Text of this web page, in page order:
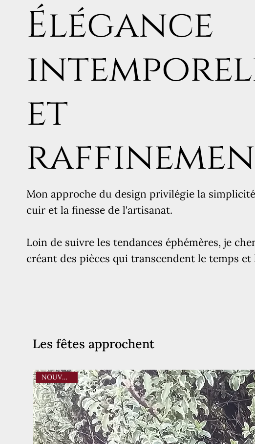
Les fêtes approchent
NOUVEAUTE
Élégance
et
Mon approche du design privilégie la
cuir et la finesse de l'artisanat.
Loin de suivre les tendances éphémères, je
créant des pièces qui transcendent le temps et